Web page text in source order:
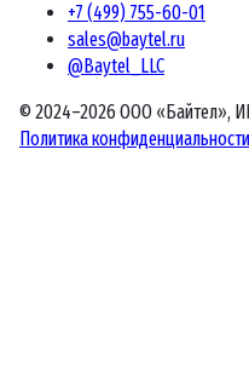
+7 (499) 755-60-01
sales@baytel.ru
@Baytel_LLC
© 2024–2026 ООО «Байтел»,
Политика конфиденциальности